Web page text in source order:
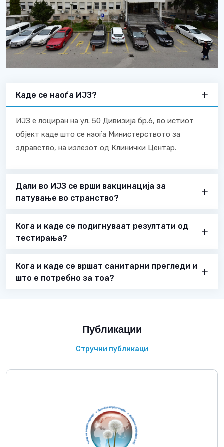
Каде се наоѓа ИЈЗ?
ИЈЗ е лоциран на ул. 50 Дивизија бр.6, во истиот
објект каде што се наоѓа Министерството за
здравство, на излезот од Клинички Центар.
Дали во ИЈЗ се врши вакцинација за
патување во странство?
Кога и каде се подигнуваат резултати од
тестирања?
Кога и каде се вршат санитарни прегледи и
што е потребно за тоа?
Публикации
Стручни публикаци